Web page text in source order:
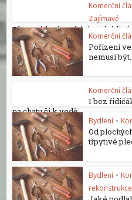
Komerční
Zajímavé
Plynové kotle nabízí spolehlivé
Komerční
Pořízení
nemusí
Komerční
I bez
na chatu či k vodě
Bydlení •
Od
třpytivé
Bydlení •
rekonstrukce